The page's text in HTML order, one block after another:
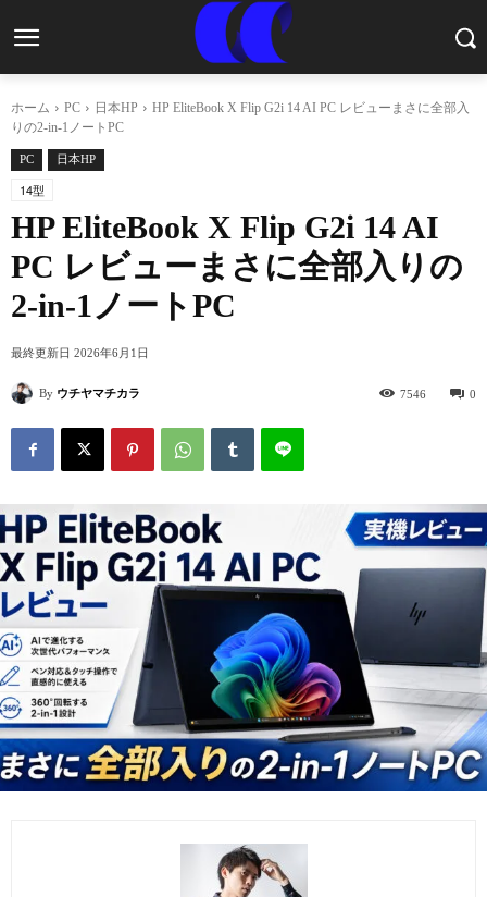
ホーム PC 日本HP
HP EliteBook X Flip G2i 14 AI PC レビューまさに全部入
りの2-in-1ノートPC
PC 日本HP
14型
HP EliteBook X Flip G2i 14 AI
PC レビューまさに全部入りの
2-in-1ノートPC
最終更新日 2026年6月1日
By ウチヤマチカラ 0
7546